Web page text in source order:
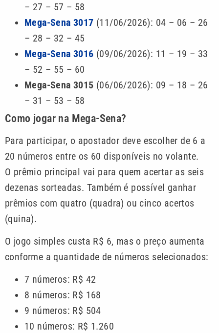
– 27 – 57 – 58
Mega-Sena 3017 (11/06/2026): 04 – 06 – 26
– 28 – 32 – 45
Mega-Sena 3016 (09/06/2026): 11 – 19 – 33
– 52 – 55 – 60
Mega-Sena 3015 (06/06/2026): 09 – 18 – 26
– 31 – 53 – 58
Como jogar na Mega-Sena?
Para participar, o apostador deve escolher de 6 a
20 números entre os 60 disponíveis no volante.
O prêmio principal vai para quem acertar as seis
dezenas sorteadas. Também é possível ganhar
prêmios com quatro (quadra) ou cinco acertos
(quina).
O jogo simples custa R$ 6, mas o preço aumenta
conforme a quantidade de números selecionados:
7 números: R$ 42
8 números: R$ 168
9 números: R$ 504
10 números: R$ 1.260